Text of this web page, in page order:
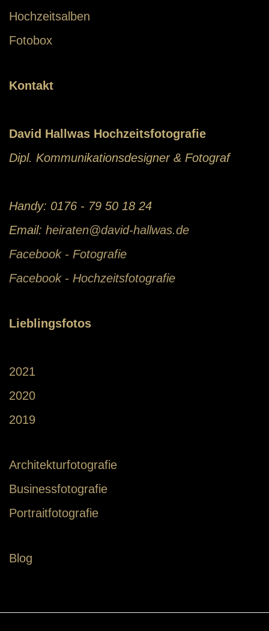
Hochzeitsalben
Fotobox
Kontakt
David Hallwas Hochzeitsfotografie
Dipl. Kommunikationsdesigner & Fotograf
Handy: 0176 - 79 50 18 24
Email: heiraten@david-hallwas.de
Facebook - Fotografie
Facebook - Hochzeitsfotografie
Lieblingsfotos
2021
2020
2019
Architekturfotografie
Businessfotografie
Portraitfotografie
Blog